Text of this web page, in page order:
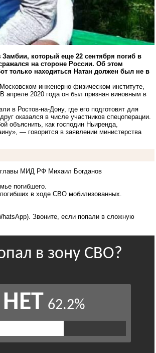
Замбии, который еще 22 сентября погиб в
на стороне России. Об этом
только находиться Натан должен был не в
инженерно-физическом институте,
апреле 2020 года он был признан виновным в
в Ростов-на-Дону, где его подготовят для
оказался в числе участников спецоперации.
объяснить, как господин Ньиренда,
— говорится в заявлении министерства
МИД РФ Михаил Богданов
погибшего.
в ходе СВО мобилизованных.
Звоните, если попали в сложную